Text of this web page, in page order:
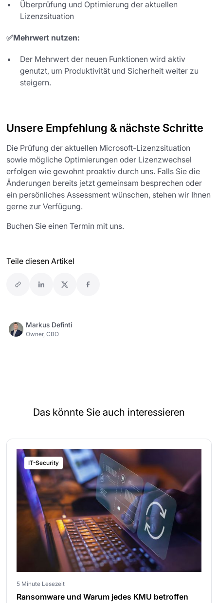
Überprüfung und Optimierung der aktuellen
Lizenzsituation
✅Mehrwert nutzen:
Der Mehrwert der neuen Funktionen wird aktiv
genutzt, um Produktivität und Sicherheit weiter zu
steigern.
Unsere Empfehlung & nächste Schritte
Die Prüfung der aktuellen Microsoft-Lizenzsituation
sowie mögliche Optimierungen oder Lizenzwechsel
erfolgen wie gewohnt proaktiv durch uns. Falls Sie die
Änderungen bereits jetzt gemeinsam besprechen oder
ein persönliches Assessment wünschen, stehen wir Ihnen
gerne zur Verfügung.
Buchen Sie einen Termin mit uns.
Teile diesen Artikel
Markus Definti
Owner, CBO
Das könnte Sie auch interessieren
IT-Security
5 Minute Lesezeit
Ransomware und Warum jedes KMU betroffen